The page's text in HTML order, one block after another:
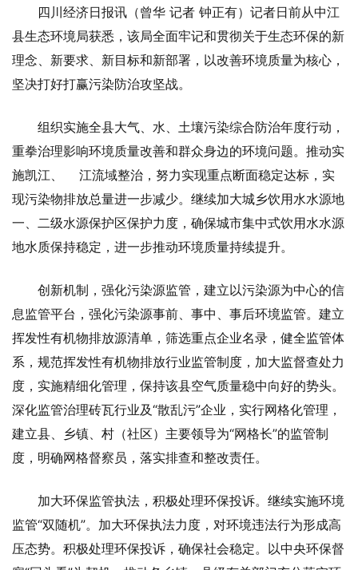
四川经济日报讯（曾华 记者 钟正有）记者日前从中江
县生态环境局获悉，该局全面牢记和贯彻关于生态环保的新
理念、新要求、新目标和新部署，以改善环境质量为核心，
坚决打好打赢污染防治攻坚战。
组织实施全县大气、水、土壤污染综合防治年度行动，
重拳治理影响环境质量改善和群众身边的环境问题。推动实
施凯江、 江流域整治，努力实现重点断面稳定达标，实
现污染物排放总量进一步减少。继续加大城乡饮用水水源地
一、二级水源保护区保护力度，确保城市集中式饮用水水源
地水质保持稳定，进一步推动环境质量持续提升。
创新机制，强化污染源监管，建立以污染源为中心的信
息监管平台，强化污染源事前、事中、事后环境监管。建立
挥发性有机物排放源清单，筛选重点企业名录，健全监管体
系，规范挥发性有机物排放行业监管制度，加大监督查处力
度，实施精细化管理，保持该县空气质量稳中向好的势头。
深化监管治理砖瓦行业及“散乱污”企业，实行网格化管理，
建立县、乡镇、村（社区）主要领导为“网格长”的监管制
度，明确网格督察员，落实排查和整改责任。
加大环保监管执法，积极处理环保投诉。继续实施环境
监管“双随机”。加大环保执法力度，对环境违法行为形成高
压态势。积极处理环保投诉，确保社会稳定。以中央环保督